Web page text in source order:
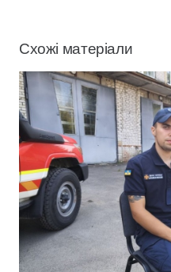
Схожі матеріали